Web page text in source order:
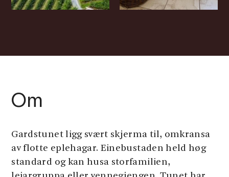
Om
Gardstunet ligg svært skjerma til, omkransa
av flotte eplehagar. Einebustaden held høg
standard og kan husa storfamilien,